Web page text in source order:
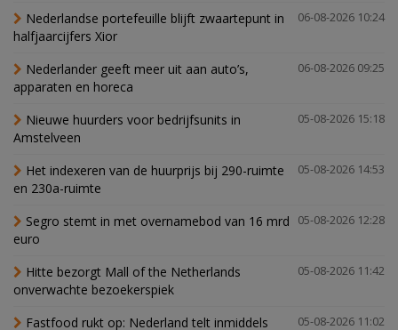
06-08-2026 10:24
Nederlandse portefeuille blijft zwaartepunt in
halfjaarcijfers Xior
06-08-2026 09:25
Nederlander geeft meer uit aan auto’s,
apparaten en horeca
05-08-2026 15:18
Nieuwe huurders voor bedrijfsunits in
Amstelveen
05-08-2026 14:53
Het indexeren van de huurprijs bij 290-ruimte
en 230a-ruimte
05-08-2026 12:28
Segro stemt in met overnamebod van 16 mrd
euro
05-08-2026 11:42
Hitte bezorgt Mall of the Netherlands
onverwachte bezoekerspiek
05-08-2026 11:02
Fastfood rukt op: Nederland telt inmiddels